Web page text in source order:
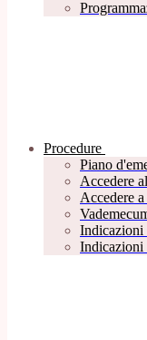
Procedure
Piano
Accedere
Accedere
Indicazioni
Indicazioni